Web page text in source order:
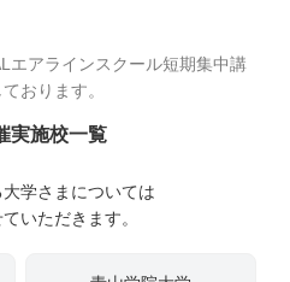
エアラインスクール短期集中講
おります。
実施校一覧
学さまについては
いただきます。